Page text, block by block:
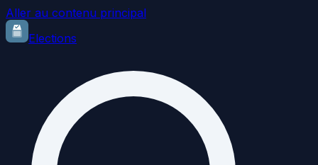
Aller au contenu principal
Elections